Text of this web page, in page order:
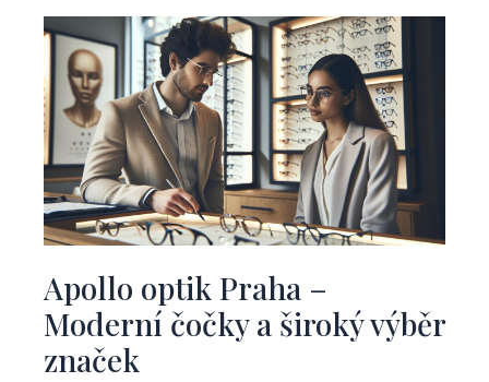
Apollo optik Praha –
Moderní čočky a široký výběr
značek